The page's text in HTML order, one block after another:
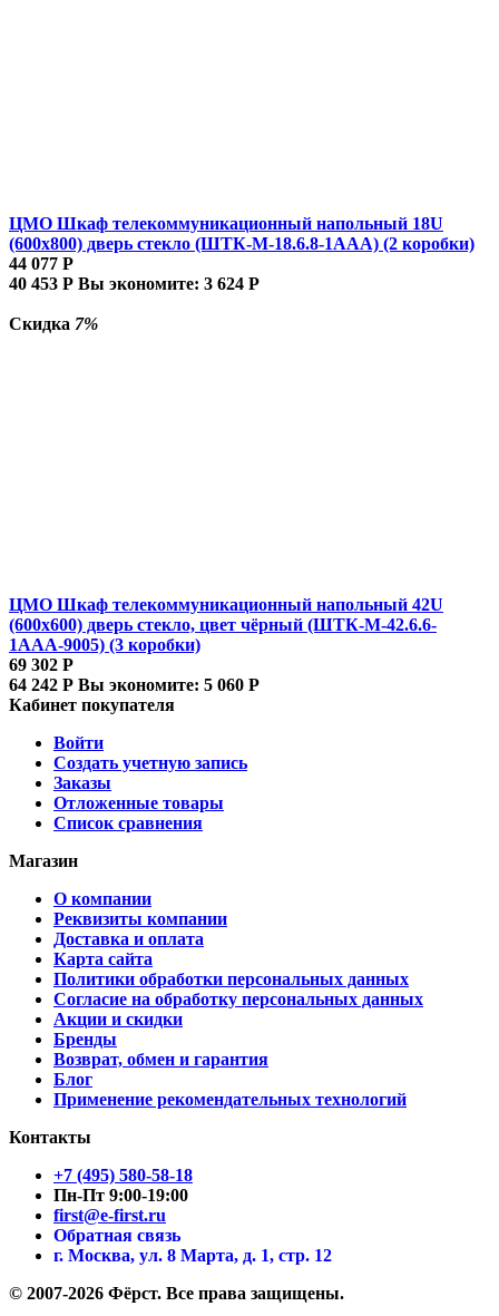
ЦМО Шкаф телекоммуникационный напольный 18U
(600x800) дверь стекло (ШТК-М-18.6.8-1AAA) (2 коробки)
44 077 Р
40 453 Р Вы экономите: 3 624 Р
Скидка 7%
ЦМО Шкаф телекоммуникационный напольный 42U
(600x600) дверь стекло, цвет чёрный (ШТК-М-42.6.6-
1ААА-9005) (3 коробки)
69 302 Р
64 242 Р Вы экономите: 5 060 Р
Кабинет покупателя
Войти
Создать учетную запись
Заказы
Отложенные товары
Список сравнения
Магазин
О компании
Реквизиты компании
Доставка и оплата
Карта сайта
Политики обработки персональных данных
Согласие на обработку персональных данных
Акции и скидки
Бренды
Возврат, обмен и гарантия
Блог
Применение рекомендательных технологий
Контакты
+7 (495) 580-58-18
Пн-Пт 9:00-19:00
first@e-first.ru
Обратная связь
г. Москва, ул. 8 Марта, д. 1, стр. 12
© 2007-2026 Фёрст. Все права защищены.